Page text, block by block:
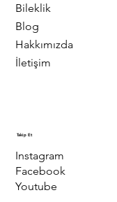
Bileklik
Blog
Hakkımızda
İletişim
Takip Et
Instagram
Facebook
Youtube